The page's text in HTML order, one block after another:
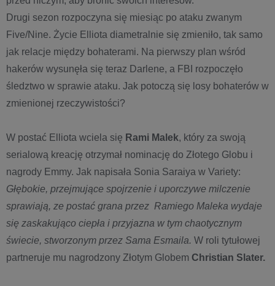
Drugi sezon rozpoczyna się miesiąc po ataku zwanym
Five/Nine. Życie Elliota diametralnie się zmieniło, tak samo
jak relacje między bohaterami. Na pierwszy plan wśród
hakerów wysunęła się teraz Darlene, a FBI rozpoczęło
śledztwo w sprawie ataku. Jak potoczą się losy bohaterów w
zmienionej rzeczywistości?
W postać Elliota wciela się Rami Malek, który za swoją
serialową kreację otrzymał nominację do Złotego Globu i
nagrody Emmy. Jak napisała Sonia Saraiya w Variety:
Głębokie, przejmujące spojrzenie i uporczywe milczenie
sprawiają, ze postać grana przez Ramiego Maleka wydaje
się zaskakująco ciepła i przyjazna w tym chaotycznym
świecie, stworzonym przez Sama Esmaila. W roli tytułowej
partneruje mu nagrodzony Złotym Globem Christian Slater.